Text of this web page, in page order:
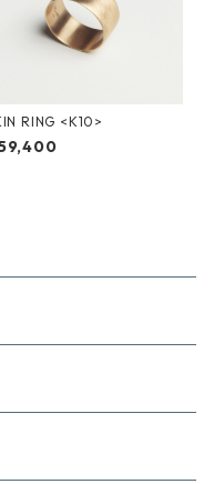
SKIN RING <K10>